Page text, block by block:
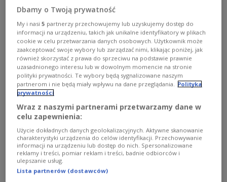
Zobacz więcej na temat: Trójka
emocje starość przemijanie ludzie
Agnieszka Kawula
Chip w mózgu? Elon Musk i jego
rewolucyjny projekt
Dbamy o Twoją prywatność
My i nasi5 partnerzy przechowujemy lub uzyskujemy dostęp do
informacji na urządzeniu, takich jak unikalne identyfikatory w plikach
cookie w celu przetwarzania danych osobowych. Użytkownik może
zaakceptować swoje wybory lub zarządzać nimi, klikając poniżej, jak
również skorzystać z prawa do sprzeciwu na podstawie prawnie
uzasadnionego interesu lub w dowolnym momencie na stronie
polityki prywatności. Te wybory będą sygnalizowane naszym
partnerom i nie będą miały wpływu na dane przeglądania. Polityka
prywatności
Wraz z naszymi partnerami przetwarzamy dane w
celu zapewnienia:
Użycie dokładnych danych geolokalizacyjnych. Aktywne skanowanie
charakterystyki urządzenia do celów identyfikacji. Przechowywanie
informacji na urządzeniu lub dostęp do nich. Spersonalizowane
reklamy i treści, pomiar reklam i treści, badnie odbiorców i
ulepszanie usług.
Lista partnerów (dostawców)